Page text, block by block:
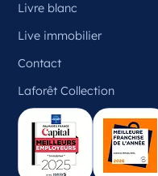
Livre blanc
Live immobilier
Contact
Laforêt Collection